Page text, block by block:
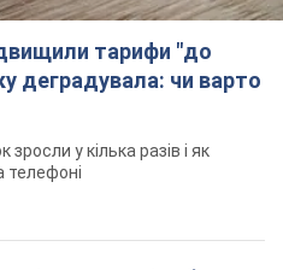
потужні вибухи:
і відео
стався вибух у
постраждалі